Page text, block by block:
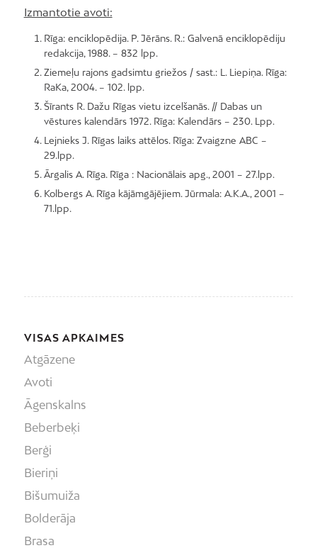
Izmantotie avoti:
Rīga: enciklopēdija. P. Jērāns. R.: Galvenā enciklopēdiju
redakcija, 1988. – 832 lpp.
Ziemeļu rajons gadsimtu griežos / sast.: L. Liepiņa. Rīga:
RaKa, 2004. – 102. lpp.
Šīrants R. Dažu Rīgas vietu izcelšanās. // Dabas un
vēstures kalendārs 1972. Rīga: Kalendārs – 230. Lpp.
Lejnieks J. Rīgas laiks attēlos. Rīga: Zvaigzne ABC –
29.lpp.
Ārgalis A. Rīga. Rīga : Nacionālais apg., 2001 – 27.lpp.
Kolbergs A. Rīga kājāmgājējiem. Jūrmala: A.K.A., 2001 –
71.lpp.
VISAS APKAIMES
Atgāzene
Avoti
Āgenskalns
Beberbeķi
Berģi
Bieriņi
Bišumuiža
Bolderāja
Brasa